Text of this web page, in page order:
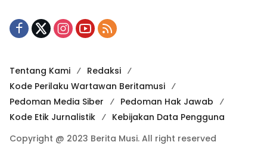
Tentang Kami
Redaksi
Kode Perilaku Wartawan Beritamusi
Pedoman Media Siber
Pedoman Hak Jawab
Kode Etik Jurnalistik
Kebijakan Data Pengguna
Copyright @ 2023 Berita Musi. All right reserved